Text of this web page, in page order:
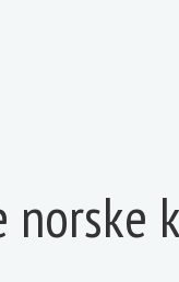
norske